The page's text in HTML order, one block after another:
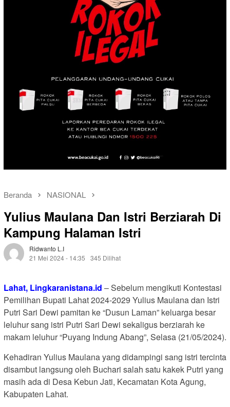
Beranda NASIONAL
Yulius Maulana Dan Istri Berziarah Di
Kampung Halaman Istri
Ridwanto L.i
21 Mei 2024 - 14:35
345 Dilihat
Lahat, Lingkaranistana.id – Sebelum mengikuti Kontestasi
Pemilihan Bupati Lahat 2024-2029 Yulius Maulana dan Istri
Putri Sari Dewi pamitan ke “Dusun Laman” keluarga besar
leluhur sang istri Putri Sari Dewi sekaligus berziarah ke
makam leluhur “Puyang Indung Abang”, Selasa (21/05/2024).
Kehadiran Yulius Maulana yang didampingi sang istri tercinta
disambut langsung oleh Buchari salah satu kakek Putri yang
masih ada di Desa Kebun Jati, Kecamatan Kota Agung,
Kabupaten Lahat.